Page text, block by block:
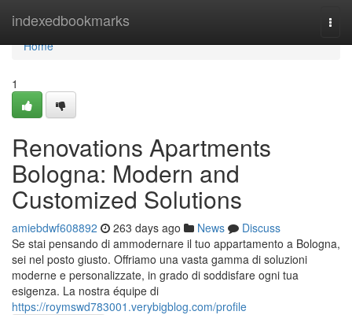
indexedbookmarks
Home
Home
1
Renovations Apartments
Bologna: Modern and
Customized Solutions
amiebdwf608892 263 days ago News
Discuss
Se stai pensando di ammodernare il tuo appartamento a Bologna,
sei nel posto giusto. Offriamo una vasta gamma di soluzioni
moderne e personalizzate, in grado di soddisfare ogni tua
esigenza. La nostra équipe di
https://roymswd783001.verybigblog.com/profile